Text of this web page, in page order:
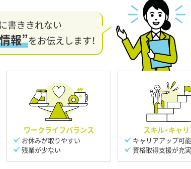
書ききれない
報”をお伝えします！
ワークライフバランス
お休みが取りやすい
残業が少ない
スキル・キャ
キャリアアップ可
資格取得支援が充実